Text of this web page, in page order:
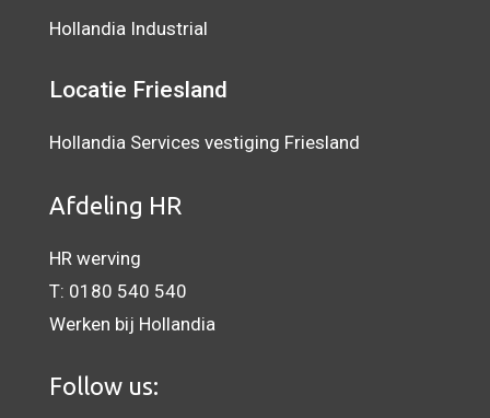
Hollandia Industrial
Locatie Friesland
Hollandia Services vestiging Friesland
Afdeling HR
HR werving
T: 0180 540 540
Werken bij Hollandia
Follow us: